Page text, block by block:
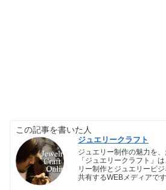
この記事を書いた人
ジュエリークラフト
ジュエリー制作の魅力を
「ジュエリークラフト」
リー制作とジュエリービ
共有するWEBメディアです